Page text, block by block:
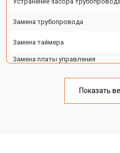
Замена трубопровода
Замена таймера
Замена платы управления
Ремонт/замена датчика
Замена термостата
Показать